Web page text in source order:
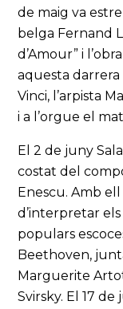
de maig va
belga Fernand
d’Amour” i
aquesta
Vinci, l’arpista
i a l’orgue el
El 2 de juny
costat del
Enescu. Amb
d’interpretar
populars
Beethoven,
Marguerite
Svirsky. El 17